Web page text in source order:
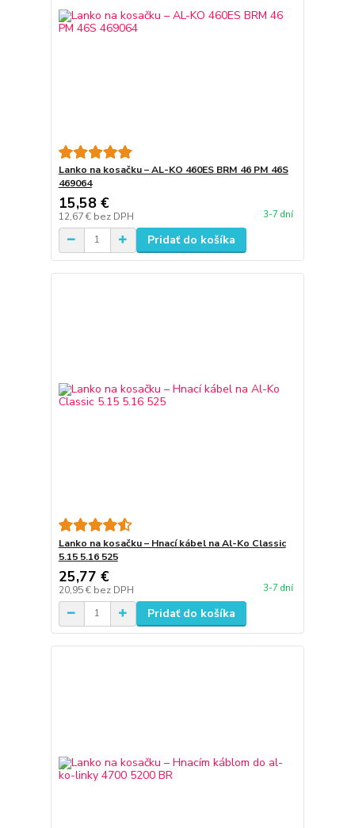
Lanko na kosačku – AL-KO 460ES BRM 46 PM 46S
469064
15,58 €
12,67 € bez DPH 3-7 dní
Pridať do košíka
Lanko na kosačku – Hnací kábel na Al-Ko Classic
5.15 5.16 525
25,77 €
20,95 € bez DPH 3-7 dní
Pridať do košíka